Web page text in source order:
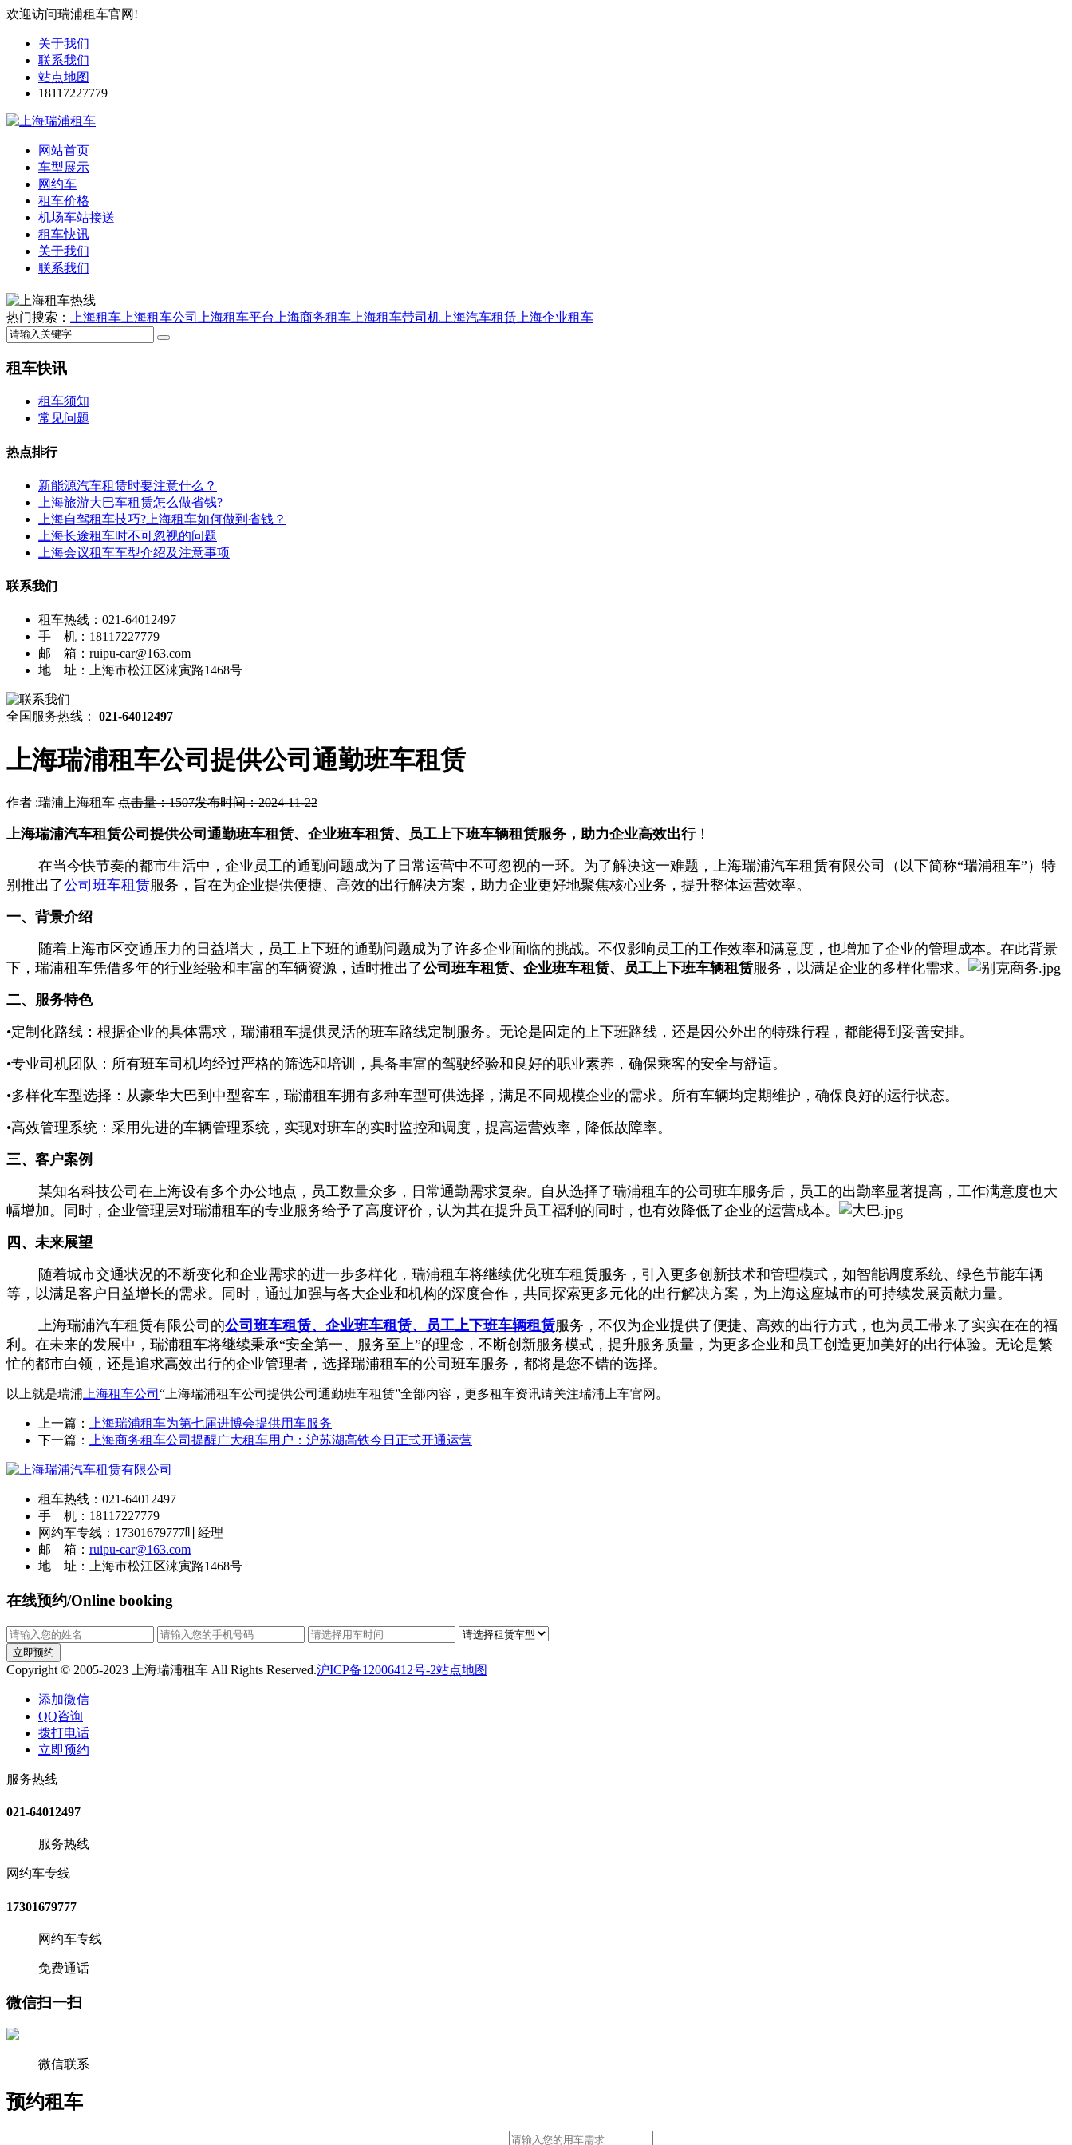
欢迎访问瑞浦租车官网!
关于我们
联系我们
站点地图
18117227779
网站首页
车型展示
网约车
租车价格
机场车站接送
租车快讯
关于我们
联系我们
热门搜索： 上海租车 上海租车公司 上海租车平台 上海商务租车 上海租车带司机 上海汽车租赁 上海企业租车
租车快讯
租车须知
常见问题
热点排行
新能源汽车租赁时要注意什么？
上海旅游大巴车租赁怎么做省钱?
上海自驾租车技巧?上海租车如何做到省钱？
上海长途租车时不可忽视的问题
上海会议租车车型介绍及注意事项
联系我们
租车热线：021-64012497
手 机：18117227779
邮 箱：ruipu-car@163.com
地 址：上海市松江区涞寅路1468号
全国服务热线： 021-64012497
上海瑞浦租车公司提供公司通勤班车租赁
作者 :瑞浦上海租车 点击量：1507发布时间：2024-11-22
上海瑞浦汽车租赁公司提供公司通勤班车租赁、企业班车租赁、员工上下班车辆租赁服务，助力企业高效出行！
在当今快节奏的都市生活中，企业员工的通勤问题成为了日常运营中不可忽视的一环。为了解决这一难题，上海瑞浦汽车租赁有限公司（以下简称“瑞浦租车”）特
别推出了公司班车租赁服务，旨在为企业提供便捷、高效的出行解决方案，助力企业更好地聚焦核心业务，提升整体运营效率。
一、背景介绍
随着上海市区交通压力的日益增大，员工上下班的通勤问题成为了许多企业面临的挑战。不仅影响员工的工作效率和满意度，也增加了企业的管理成本。在此背景
下，瑞浦租车凭借多年的行业经验和丰富的车辆资源，适时推出了公司班车租赁、 企业班车租赁、员工上下班车辆租赁服务，以满足企业的多样化需求。
二、服务特色
•定制化路线：根据企业的具体需求，瑞浦租车提供灵活的班车路线定制服务。无论是固定的上下班路线，还是因公外出的特殊行程，都能得到妥善安排。
•专业司机团队：所有班车司机均经过严格的筛选和培训，具备丰富的驾驶经验和良好的职业素养，确保乘客的安全与舒适。
•多样化车型选择：从豪华大巴到中型客车，瑞浦租车拥有多种车型可供选择，满足不同规模企业的需求。所有车辆均定期维护，确保良好的运行状态。
•高效管理系统：采用先进的车辆管理系统，实现对班车的实时监控和调度，提高运营效率，降低故障率。
三、客户案例
某知名科技公司在上海设有多个办公地点，员工数量众多，日常通勤需求复杂。自从选择了瑞浦租车的公司班车服务后，员工的出勤率显著提高，工作满意度也大
幅增加。同时，企业管理层对瑞浦租车的专业服务给予了高度评价，认为其在提升员工福利的同时，也有效降低了企业的运营成本。
四、未来展望
随着城市交通状况的不断变化和企业需求的进一步多样化，瑞浦租车将继续优化班车租赁服务，引入更多创新技术和管理模式，如智能调度系统、绿色节能车辆
等，以满足客户日益增长的需求。同时，通过加强与各大企业和机构的深度合作，共同探索更多元化的出行解决方案，为上海这座城市的可持续发展贡献力量。
上海瑞浦汽车租赁有限公司的公司班车租赁、 企业班车租赁、员工上下班车辆租赁服务，不仅为企业提供了便捷、高效的出行方式，也为员工带来了实实在在的福
利。在未来的发展中，瑞浦租车将继续秉承“安全第一、服务至上”的理念，不断创新服务模式，提升服务质量，为更多企业和员工创造更加美好的出行体验。无论是繁
忙的都市白领，还是追求高效出行的企业管理者，选择瑞浦租车的公司班车服务，都将是您不错的选择。
以上就是瑞浦 上海租车公司 “上海瑞浦租车公司提供公司通勤班车租赁”全部内容，更多租车资讯请关注瑞浦上车官网。
上一篇：
上海瑞浦租车为第七届进博会提供用车服务
下一篇：
上海商务租车公司提醒广大租车用户：沪苏湖高铁今日正式开通运营
租车热线：021-64012497
手 机：18117227779
网约车专线：17301679777叶经理
邮 箱： ruipu-car@163.com
地 址：上海市松江区涞寅路1468号
在线预约/Online booking
立即预约
Copyright © 2005-2023 上海瑞浦租车 All Rights Reserved.沪ICP备12006412号-2站点地图
添加微信
QQ咨询
拨打电话
立即预约
服务热线
021-64012497
服务热线
网约车专线
17301679777
网约车专线
免费通话
微信扫一扫
微信联系
预约租车